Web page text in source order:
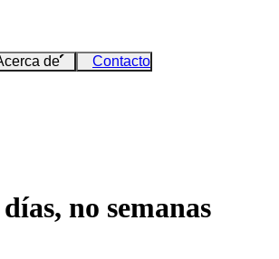
de Contacto
no semanas